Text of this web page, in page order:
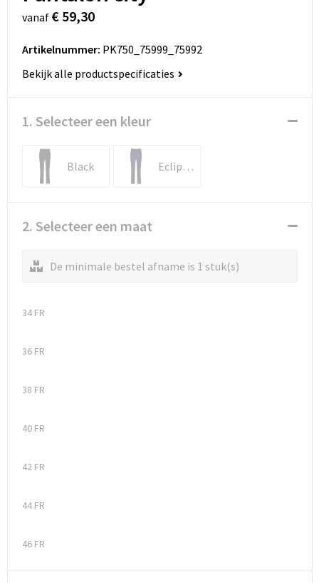
vanaf € 59,30
Artikelnummer: PK750_75999_75992
Bekijk alle productspecificaties
1. Selecteer een kleur
Black Eclipse Navy
2. Selecteer een maat
De minimale bestel afname is 1 stuk(s)
34 FR
36 FR
38 FR
40 FR
42 FR
44 FR
46 FR